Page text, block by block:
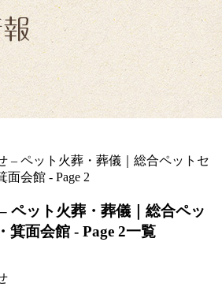
– ペット火葬・葬儀｜総合ペットセ
面会館 - Page 2
ペット火葬・葬儀｜総合ペッ
箕面会館 - Page 2一覧